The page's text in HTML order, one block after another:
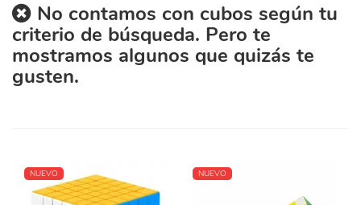
No contamos con cubos según tu
criterio de búsqueda. Pero te
mostramos algunos que quizás te
gusten.
NUEVO NUEVO